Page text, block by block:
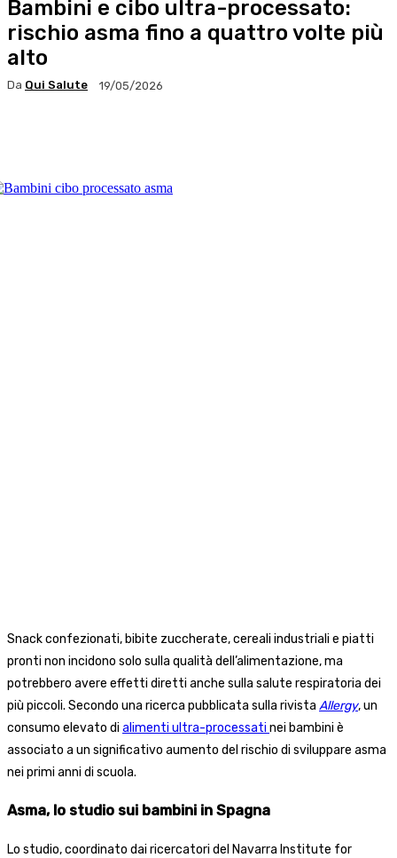
Bambini e cibo ultra-processato:
rischio asma fino a quattro volte più
alto
Da Qui Salute 19/05/2026
Snack confezionati, bibite zuccherate, cereali industriali e piatti
pronti non incidono solo sulla qualità dell’alimentazione, ma
potrebbero avere effetti diretti anche sulla salute respiratoria dei
più piccoli. Secondo una ricerca pubblicata sulla rivista Allergy, un
consumo elevato di alimenti ultra-processati nei bambini è
associato a un significativo aumento del rischio di sviluppare asma
nei primi anni di scuola.
Asma, lo studio sui bambini in Spagna
Lo studio, coordinato dai ricercatori del Navarra Institute for